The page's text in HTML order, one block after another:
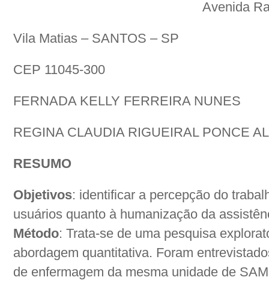
Avenida
Vila Matias – SANTOS – SP
CEP 11045-300
FERNADA KELLY FERREIRA NUNES
REGINA CLAUDIA RIGUEIRAL PONCE
RESUMO
Objetivos: identificar a percepção do
usuários quanto à humanização da
Método: Trata-se de uma pesquisa
abordagem quantitativa. Foram
de enfermagem da mesma unidade de